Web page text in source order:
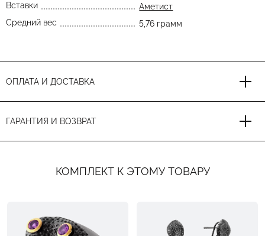
Вставки
Аметист
Средний вес
5,76 грамм
ОПЛАТА И ДОСТАВКА
ГАРАНТИЯ И ВОЗВРАТ
КОМПЛЕКТ К ЭТОМУ ТОВАРУ